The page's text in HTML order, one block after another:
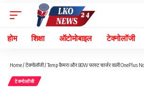
होम शिक्षा ऑटोमोबाइल टेक्नोलॉजी
Home/टेक्नोलॉजी/Temp कैमरा और 80W फास्ट चार्जर वाली OnePlus Nord 2T 5G
टेक्नोलॉजी